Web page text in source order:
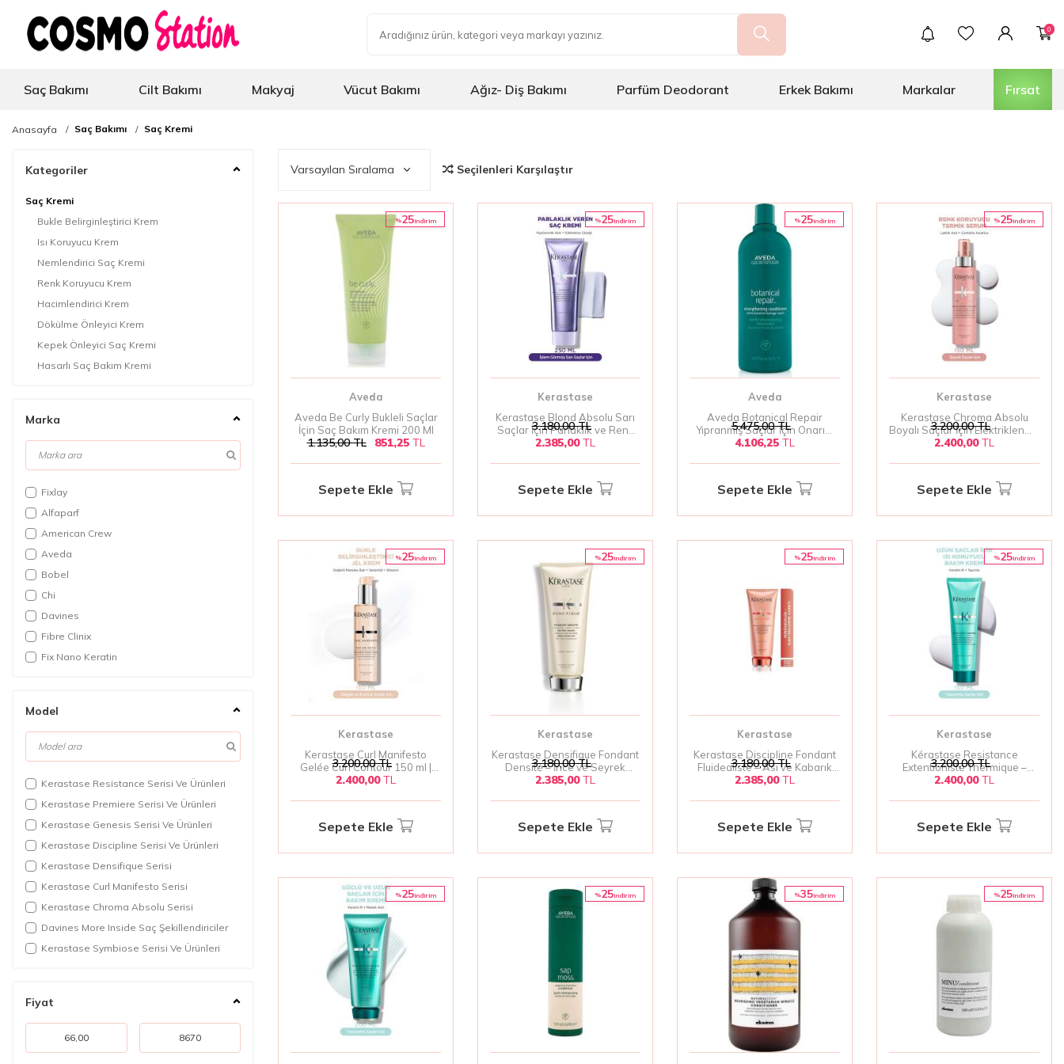
0
Saç Bakımı Cilt Bakımı Makyaj Vücut Bakımı Ağız- Diş Bakımı Parfüm Deodorant Erkek Bakımı Markalar Fırsat
Anasayfa Saç Bakımı Saç Kremi
Kategoriler
Saç Kremi
Bukle Belirginleştirici Krem
Isı Koruyucu Krem
Nemlendirici Saç Kremi
Renk Koruyucu Krem
Hacimlendirici Krem
Dökülme Önleyici Krem
Kepek Önleyici Saç Kremi
Hasarlı Saç Bakım Kremi
Durulanmayan Saç Kremi
Marka
Fixlay
Alfaparf
American Crew
Aveda
Bobel
Chi
Davines
Fibre Clinix
Fix Nano Keratin
K18
Keune
Loreal Professionnel
Milk shake
Morgan's Pomade
Moroccanoil
Nashi Argan
Olaplex
Orofluido
osis
Paul Mitchell
Sachplex Professional
Tigi Bed Head
Model
Kerastase Resistance Serisi Ve Ürünleri
Kerastase Premiere Serisi Ve Ürünleri
Kerastase Genesis Serisi Ve Ürünleri
Kerastase Discipline Serisi Ve Ürünleri
Kerastase Densifique Serisi
Kerastase Curl Manifesto Serisi
Kerastase Chroma Absolu Serisi
Davines More Inside Saç Şekillendiriciler
Kerastase Symbiose Serisi Ve Ürünleri
Kerastase Blond Absolu Serisi
Moroccanoil Repair
Loreal Professionnel Serie Expert Pro
Longer
Fiyat
Seçilenleri Karşılaştır
%25i̇ndirim
Aveda
Aveda Be Curly Bukleli Saçlar
İçin Saç Bakım Kremi 200 Ml
1.135,00TL 851,25TL
Sepete Ekle
%25i̇ndirim
Kerastase
Kerastase Blond Absolu Sarı
Saçlar İçin Parlaklık ve Renk
Koruma Kremi 150ml |
Ton Önleyici
3.180,00TL
2.385,00TL
Sepete Ekle
%25i̇ndirim
Aveda
Aveda Botanical Repair
Yıpranmış Saçlar İçin Onarım
Kremi 1000 Ml
5.475,00TL
4.106,25 TL
Sepete Ekle
%25i̇ndirim
Kerastase
Kerastase Chroma Absolu
Boyalı Saçlar İçin Elektriklenme
Karşıtı Termik Serum 150ml |
Parlaklık
3.200,00TL
2.400,00TL
Sepete Ekle
%25i̇ndirim
Kerastase
Kerastase Curl Manifesto
Gelée Curl Contour 150 ml |
Kıvırcık Saçlar İçin Bukle
Jel Krem?
3.200,00TL
2.400,00TL
Sepete Ekle
%25i̇ndirim
Kerastase
Kerastase Densifique Fondant
Densité – İnce ve Seyrek
Saçlara Hacim Kazandıran
3.180,00TL
2.385,00TL
Sepete Ekle
%25i̇ndirim
Kerastase
Kerastase Discipline Fondant
Fluidealiste – Asi ve Kabarık
Saçlar İçin Düzleştirici &
3.180,00TL
2.385,00TL
Sepete Ekle
%25i̇ndirim
Kerastase
Kérastase Resistance
Extentioniste Thermique –
Sağlıklı Uzun Saçlar İçin Isı
3.200,00TL
2.400,00TL
Sepete Ekle
%25i̇ndirim %25i̇ndirim %35i̇ndirim %25i̇ndirim